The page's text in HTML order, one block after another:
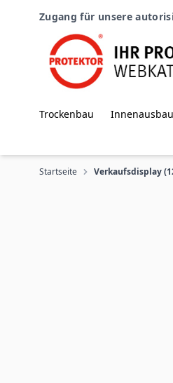
Zugang für unsere
Trockenbau Innenausbau
Startseite Verkaufsdisplay